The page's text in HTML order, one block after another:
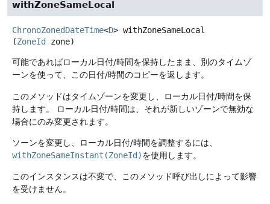
withZoneSameLocal
ChronoZonedDateTime<D> withZoneSameLocal
(ZoneId zone)
可能であればローカル日付/時間を保持したまま、別のタイムゾ
ーンを使って、この日付/時間のコピーを返します。
このメソッドはタイムゾーンを変更し、ローカル日付/時間を保
持します。
ローカル日付/時間は、それが新しいゾーンで無効な
場合にのみ変更されます。
ソーンを変更し、ローカル日付/時間を調整するには、
withZoneSameInstant(ZoneId)を使用します。
このインスタンスは不変で、このメソッド呼び出しによって影響
を受けません。